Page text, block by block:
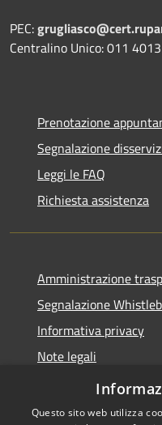
PEC:
Centralino Unico: 011
Prenotazione
Segnalazione
Leggi le FAQ
Richiesta assistenza
Amministrazione
Segnalazione
Informativa privacy
Note legali
Dichiarazione di
Questo sito web utilizza